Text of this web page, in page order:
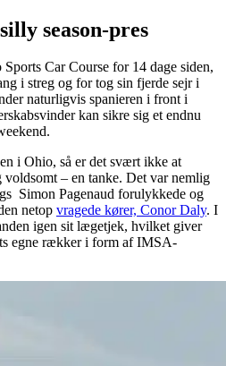
season-pres
Car Course for 14 dage siden,
i streg og for tog sin fjerde sejr i
naturligvis spanieren i front i
kan sikre sig et endnu
i Ohio, så er det svært ikke at
– en tanke. Det var nemlig
Simon Pagenaud forulykkede og
netop vragede kører, Conor Daly. I
igen sit lægetjek, hvilket giver
egne rækker i form af IMSA-